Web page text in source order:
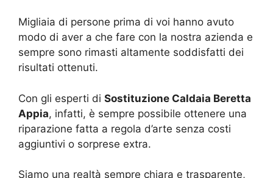
Migliaia di persone prima di voi hanno avuto
modo di aver a che fare con la nostra azienda e
sempre sono rimasti altamente soddisfatti dei
risultati ottenuti.
Con gli esperti di Sostituzione Caldaia Beretta
Appia, infatti, è sempre possibile ottenere una
riparazione fatta a regola d’arte senza costi
aggiuntivi o sorprese extra.
Siamo una realtà sempre chiara e trasparente,